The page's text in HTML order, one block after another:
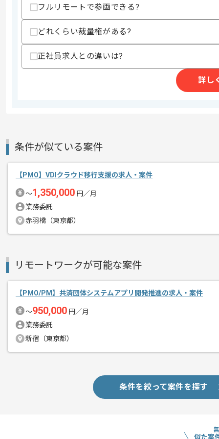
上記に似た経験やスキルをお持ちであれば申
精算・お支払い
精算条件
精算基準時間
140時間〜180時間
募集人数
エージェントからのコ
メント
ドライバーや運送系の企業向けに
リーダー経験のある方におすすめの案件
フルリモートで参画できる?
どれくらい裁量権がある?
正社員求人との違いは?
詳し
条件が似ている案件
【PMO】VDIクラウド移行支援の求人・案件
〜1,350,000 円／月
業務委託
赤羽橋（東京都）
リモートワークが可能な案件
【PMO/PM】共済団体システムアプリ開発推進の求人・案件
〜950,000 円／月
業務委託
新宿（東京都）
条件を絞って案件を探す
似た案